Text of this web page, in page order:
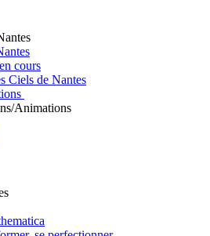
cours
Ciels de Nantes
Animations